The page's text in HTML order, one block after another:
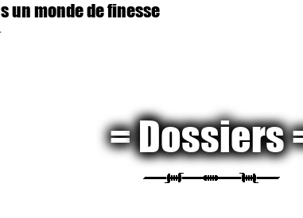
un monde de finesse
Dossiers